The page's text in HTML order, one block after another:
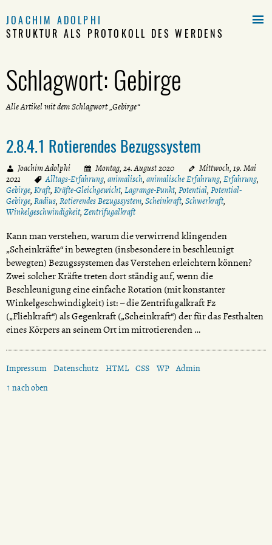
JOACHIM ADOLPHI
STRUKTUR ALS PROTOKOLL DES WERDENS
Schlagwort:Gebirge
Alle Artikel mit dem Schlagwort „Gebirge“
2.8.4.1 Rotierendes Bezugssystem
Joachim Adolphi Montag, 24. August 2020
Mittwoch, 19. Mai
2021
Alltags-Erfahrung, animalisch, animalische Erfahrung, Erfahrung,
Gebirge, Kraft, Kräfte-Gleichgewicht, Lagrange-Punkt, Potential, Potential-
Gebirge, Radius, Rotierendes Bezugssystem, Scheinkraft, Schwerkraft,
Winkelgeschwindigkeit, Zentrifugalkraft
Kann man verstehen, warum die verwirrend klingenden
„Scheinkräfte“ in bewegten (insbesondere in beschleunigt
bewegten) Bezugssystemen das Verstehen erleichtern können?
Zwei solcher Kräfte treten dort ständig auf, wenn die
Beschleunigung eine einfache Rotation (mit konstanter
Winkelgeschwindigkeit) ist: – die Zentrifugalkraft Fz
(„Fliehkraft“) als Gegenkraft („Scheinkraft“) der für das Festhalten
eines Körpers an seinem Ort im mitrotierenden …

Impressum Datenschutz HTML CSS WP Admin
↑ nach oben